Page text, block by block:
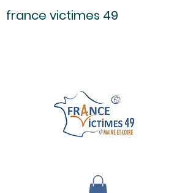
france victimes 49